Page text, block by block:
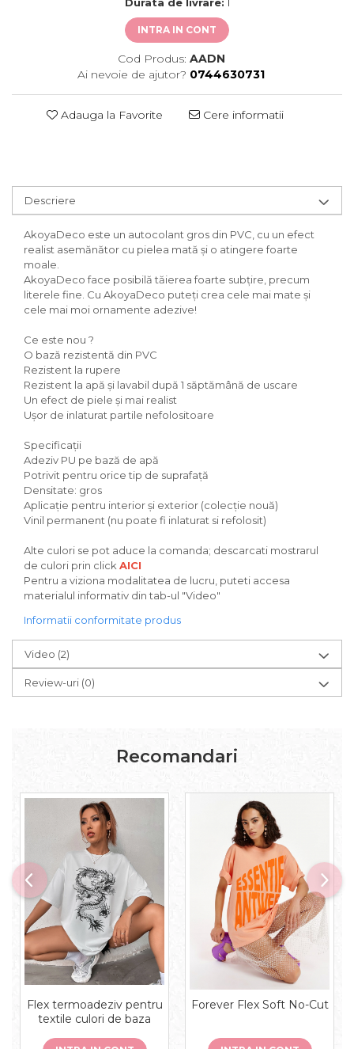
INTRA IN CONT
Cod Produs: AADN
Ai nevoie de ajutor? 0744630731
Adauga la Favorite Cere informatii
Descriere
AkoyaDeco este un autocolant gros din PVC, cu un efect
realist asemănător cu pielea mată și o atingere foarte
moale.
AkoyaDeco face posibilă tăierea foarte subțire, precum
literele fine. Cu AkoyaDeco puteți crea cele mai mate și
cele mai moi ornamente adezive!
Ce este nou ?
O bază rezistentă din PVC
Rezistent la rupere
Rezistent la apă și lavabil după 1 săptămână de uscare
Un efect de piele și mai realist
Ușor de inlaturat partile nefolositoare
Specificații
Adeziv PU pe bază de apă
Potrivit pentru orice tip de suprafață
Densitate: gros
Aplicație pentru interior și exterior (colecție nouă)
Vinil permanent (nu poate fi inlaturat si refolosit)
Alte culori se pot aduce la comanda; descarcati mostrarul
de culori prin click AICI
Pentru a viziona modalitatea de lucru, puteti accesa
materialul informativ din tab-ul "Video"
Informatii conformitate produs
Video (2)
Review-uri (0)
Recomandari
Flex termoadeziv pentru
textile culori de baza
Forever Flex Soft No-Cut